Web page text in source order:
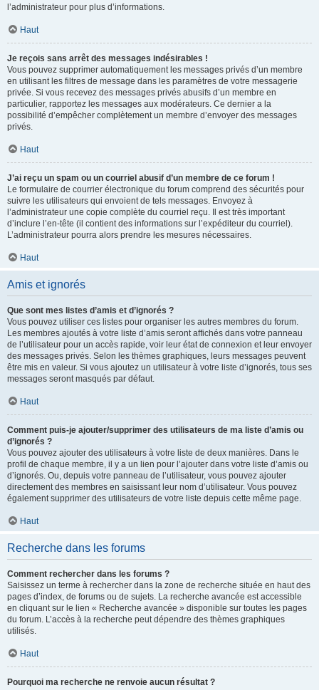
l’administrateur pour plus d’informations.
Haut
Je reçois sans arrêt des messages indésirables !
Vous pouvez supprimer automatiquement les messages privés d’un membre
en utilisant les filtres de message dans les paramètres de votre messagerie
privée. Si vous recevez des messages privés abusifs d’un membre en
particulier, rapportez les messages aux modérateurs. Ce dernier a la
possibilité d’empêcher complètement un membre d’envoyer des messages
privés.
Haut
J’ai reçu un spam ou un courriel abusif d’un membre de ce forum !
Le formulaire de courrier électronique du forum comprend des sécurités pour
suivre les utilisateurs qui envoient de tels messages. Envoyez à
l’administrateur une copie complète du courriel reçu. Il est très important
d’inclure l’en-tête (il contient des informations sur l’expéditeur du courriel).
L’administrateur pourra alors prendre les mesures nécessaires.
Haut
Amis et ignorés
Que sont mes listes d’amis et d’ignorés ?
Vous pouvez utiliser ces listes pour organiser les autres membres du forum.
Les membres ajoutés à votre liste d’amis seront affichés dans votre panneau
de l’utilisateur pour un accès rapide, voir leur état de connexion et leur envoyer
des messages privés. Selon les thèmes graphiques, leurs messages peuvent
être mis en valeur. Si vous ajoutez un utilisateur à votre liste d’ignorés, tous ses
messages seront masqués par défaut.
Haut
Comment puis-je ajouter/supprimer des utilisateurs de ma liste d’amis ou
d’ignorés ?
Vous pouvez ajouter des utilisateurs à votre liste de deux manières. Dans le
profil de chaque membre, il y a un lien pour l’ajouter dans votre liste d’amis ou
d’ignorés. Ou, depuis votre panneau de l’utilisateur, vous pouvez ajouter
directement des membres en saisissant leur nom d’utilisateur. Vous pouvez
également supprimer des utilisateurs de votre liste depuis cette même page.
Haut
Recherche dans les forums
Comment rechercher dans les forums ?
Saisissez un terme à rechercher dans la zone de recherche située en haut des
pages d’index, de forums ou de sujets. La recherche avancée est accessible
en cliquant sur le lien « Recherche avancée » disponible sur toutes les pages
du forum. L’accès à la recherche peut dépendre des thèmes graphiques
utilisés.
Haut
Pourquoi ma recherche ne renvoie aucun résultat ?